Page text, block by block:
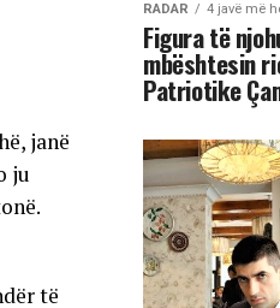
janë
ju
të
RADAR 4 javë më
Figura të
mbështesin
Patriotike